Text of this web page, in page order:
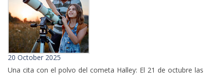
20 October 2025
Una cita con el polvo del cometa Halley: El 21 de octubre las